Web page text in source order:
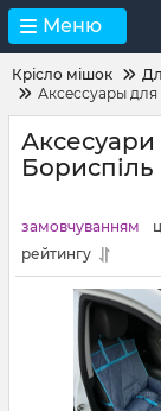
Меню
Крісло мішок
Аксессуары для
Бориспіль
замовчуванням
рейтингу